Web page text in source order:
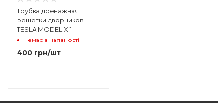
Трубка дренажная
решетки дворников
TESLA MODEL X 1
Немає в наявності
400 грн/шт